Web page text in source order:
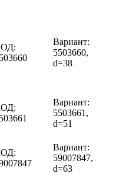
Вариант:
5503660,
d=38
Вариант:
5503661,
d=51
Вариант:
59007847,
d=63